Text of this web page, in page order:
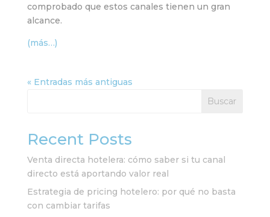
comprobado que estos canales tienen un gran
alcance.
(más…)
« Entradas más antiguas
Buscar
Recent Posts
Venta directa hotelera: cómo saber si tu canal
directo está aportando valor real
Estrategia de pricing hotelero: por qué no basta
con cambiar tarifas